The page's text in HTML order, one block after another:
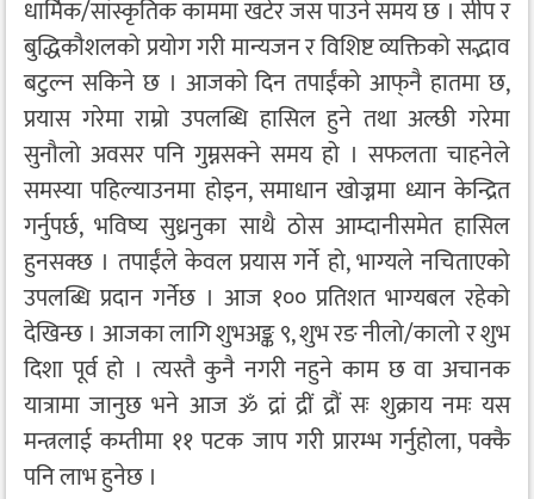
धार्मिक/सांस्कृतिक काममा खटेर जस पाउने समय छ । सीप र
बुद्धिकौशलको प्रयोग गरी मान्यजन र विशिष्ट व्यक्तिको सद्भाव
बटुल्न सकिने छ । आजको दिन तपाईंको आफ्‌नै हातमा छ,
प्रयास गरेमा राम्रो उपलब्धि हासिल हुने तथा अल्छी गरेमा
सुनौलो अवसर पनि गुम्नसक्ने समय हो । सफलता चाहनेले
समस्या पहिल्याउनमा होइन, समाधान खोज्नमा ध्यान केन्द्रित
गर्नुपर्छ, भविष्य सुध्रनुका साथै ठोस आम्दानीसमेत हासिल
हुनसक्छ । तपाईंले केवल प्रयास गर्ने हो, भाग्यले नचिताएको
उपलब्धि प्रदान गर्नेछ । आज १०० प्रतिशत भाग्यबल रहेको
देखिन्छ । आजका लागि शुभअङ्क ९, शुभ रङ नीलो/कालो र शुभ
दिशा पूर्व हो । त्यस्तै कुनै नगरी नहुने काम छ वा अचानक
यात्रामा जानुछ भने आज ॐ द्रां द्रीं द्रौं सः शुक्राय नमः यस
मन्त्रलाई कम्तीमा ११ पटक जाप गरी प्रारम्भ गर्नुहोला, पक्कै
पनि लाभ हुनेछ ।